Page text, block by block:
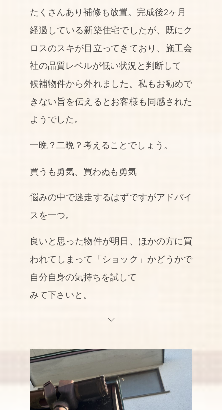
たくさんあり補修も放置。完成後2ヶ月
経過している新築住宅でしたが、既にク
ロスのスキが目立ってきており、施工会
社の品質レベルが低い状況と判断して
候補物件から外れました。私もお勧めで
きない旨を伝えるとお客様も同感された
ようでした。
一晩？二晩？考えることでしょう。
買うも勇気、買わぬも勇気
悩みの中で迷走するはずですがアドバイ
スを一つ。
良いと思った物件が明日、ほかの方に買
われてしまって「ショック」かどうかで
自分自身の気持ちを試して
みて下さいと。